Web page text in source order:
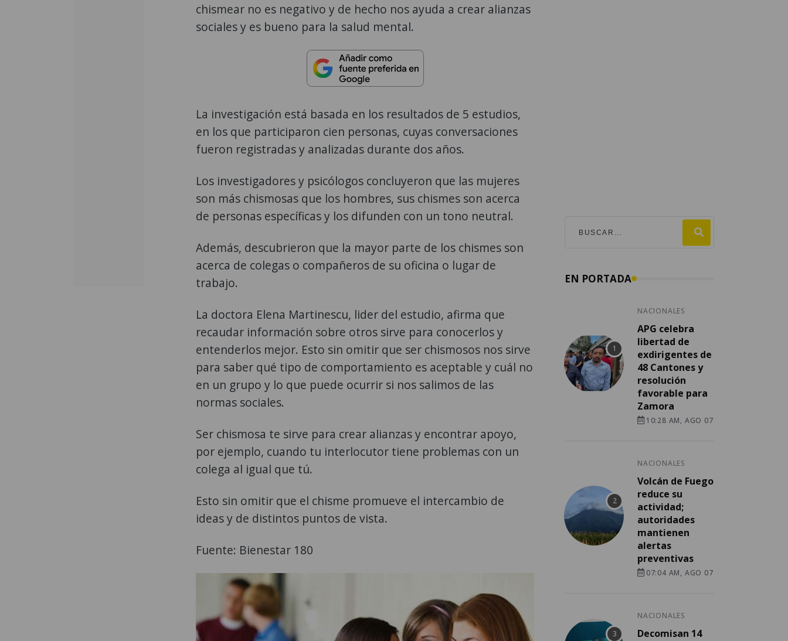
chismear no es negativo y de hecho nos ayuda a crear alianzas
sociales y es bueno para la salud mental.
La investigación está basada en los resultados de 5 estudios,
en los que participaron cien personas, cuyas conversaciones
fueron registradas y analizadas durante dos años.
Los investigadores y psicólogos concluyeron que las mujeres
son más chismosas que los hombres, sus chismes son acerca
de personas específicas y los difunden con un tono neutral.
Además, descubrieron que la mayor parte de los chismes son
acerca de colegas o compañeros de su oficina o lugar de
trabajo.
La doctora Elena Martinescu, lider del estudio, afirma que
recaudar información sobre otros sirve para conocerlos y
entenderlos mejor. Esto sin omitir que ser chismosos nos sirve
para saber qué tipo de comportamiento es aceptable y cuál no
en un grupo y lo que puede ocurrir si nos salimos de las
normas sociales.
Ser chismosa te sirve para crear alianzas y encontrar apoyo,
por ejemplo, cuando tu interlocutor tiene problemas con un
colega al igual que tú.
Esto sin omitir que el chisme promueve el intercambio de
ideas y de distintos puntos de vista.
Fuente: Bienestar 180
EN PORTADA
NACIONALES
APG celebra
libertad de
exdirigentes de
48 Cantones y
resolución
favorable para
Zamora
10:28 AM, AGO 07
NACIONALES
Volcán de Fuego
reduce su
actividad;
autoridades
mantienen
alertas
preventivas
07:04 AM, AGO 07
NACIONALES
Decomisan 14